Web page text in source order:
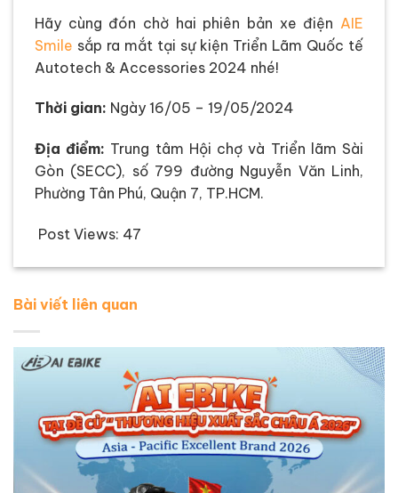
Hãy cùng đón chờ hai phiên bản xe điện AIE
Smile sắp ra mắt tại sự kiện Triển Lãm Quốc tế
Autotech & Accessories 2024 nhé!
Thời gian: Ngày 16/05 – 19/05/2024
Địa điểm: Trung tâm Hội chợ và Triển lãm Sài
Gòn (SECC), số 799 đường Nguyễn Văn Linh,
Phường Tân Phú, Quận 7, TP.HCM.
Post Views: 47
Bài viết liên quan